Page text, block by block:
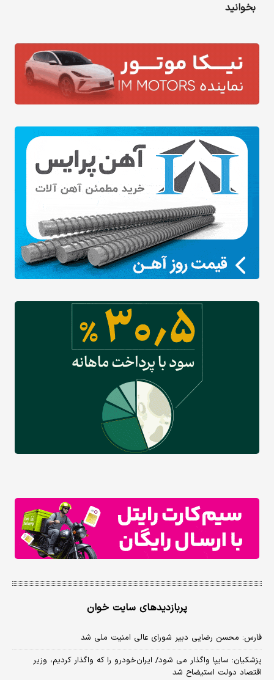
بخوانید
پربازدیدهای سایت خوان
فارس: محسن رضایی دبیر شورای عالی امنیت ملی شد
پزشکیان: سایپا واگذار می شود/ ایران‌خودرو را که واگذار کردیم، وزیر
اقتصاد دولت استیضاح شد